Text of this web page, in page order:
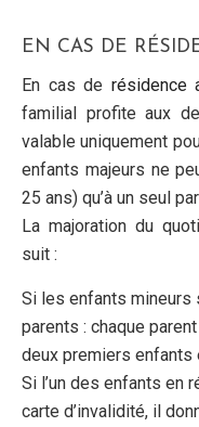
EN CAS DE
En cas de résidence
familial profite aux
valable uniquement
enfants majeurs ne
25 ans) qu’à un seul
La majoration du
suit :
Si les enfants mineurs
parents : chaque
deux premiers enfants
Si l’un des enfants en
carte d’invalidité, il